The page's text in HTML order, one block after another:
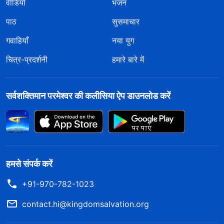
वीडियो
भजन
पाठ
सुसमाचार
गवाहियाँ
नया युग
चित्र-प्रदर्शनी
हमारे बारे में
सर्वशक्तिमान परमेश्वर की कलीसिया ऐप डाउनलोड करें
हमसे संपर्क करें
+91-970-782-1023
contact.hi@kingdomsalvation.org